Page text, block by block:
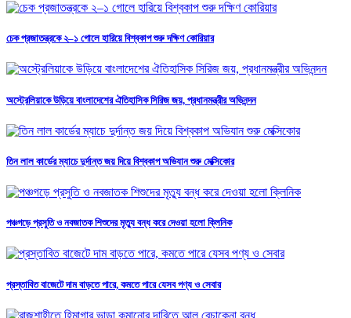
চেক প্রজাতন্ত্রকে ২–১ গোলে হারিয়ে বিশ্বকাপ শুরু দক্ষিণ কোরিয়ার
অস্ট্রেলিয়াকে উড়িয়ে বাংলাদেশের ঐতিহাসিক সিরিজ জয়, প্রধানমন্ত্রীর অভিনন্দন
তিন লাল কার্ডের ম্যাচে দুর্দান্ত জয় দিয়ে বিশ্বকাপ অভিযান শুরু মেক্সিকোর
পঞ্চগড়ে প্রসুতি ও নবজাতক শিশুদের মৃত্যু বন্ধ করে দেওয়া হলো ক্লিনিক
প্রস্তাবিত বাজেটে দাম বাড়তে পারে, কমতে পারে যেসব পণ্য ও সেবার